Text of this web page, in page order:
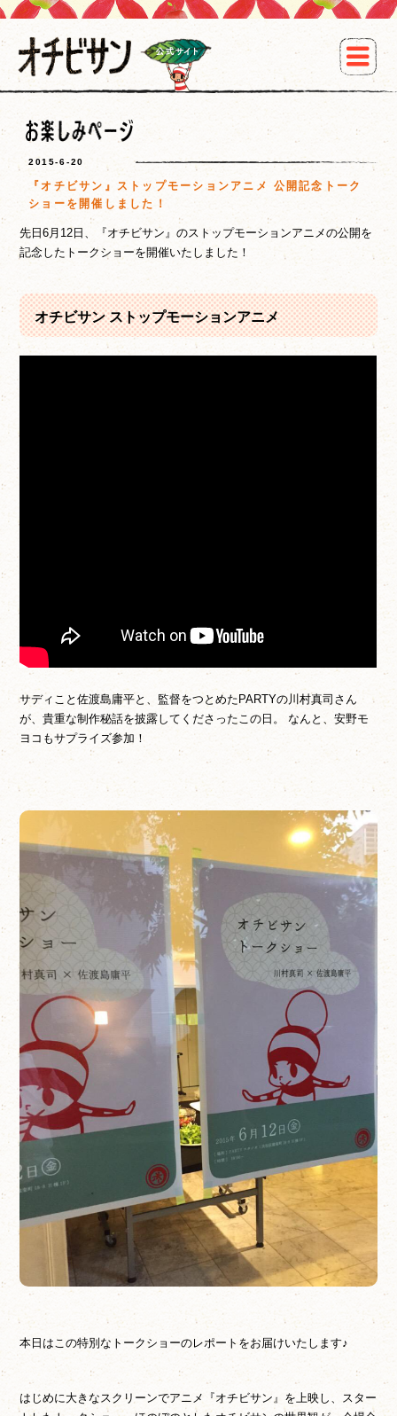
2015-6-20
『オチビサン』ストップモーションアニメ 公開記念トーク
ショーを開催しました！
先日6月12日、『オチビサン』のストップモーションアニメの公開を
記念したトークショーを開催いたしました！
オチビサン ストップモーションアニメ
サディこと佐渡島庸平と、監督をつとめたPARTYの川村真司さん
が、貴重な制作秘話を披露してくださったこの日。 なんと、安野モ
ヨコもサプライズ参加！
本日はこの特別なトークショーのレポートをお届けいたします♪
はじめに大きなスクリーンでアニメ『オチビサン』を上映し、スター